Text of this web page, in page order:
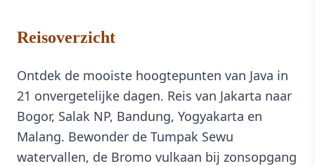
Reisoverzicht
Ontdek de mooiste hoogtepunten van Java in
21 onvergetelijke dagen. Reis van Jakarta naar
Bogor, Salak NP, Bandung, Yogyakarta en
Malang. Bewonder de Tumpak Sewu
watervallen, de Bromo vulkaan bij zonsopgang